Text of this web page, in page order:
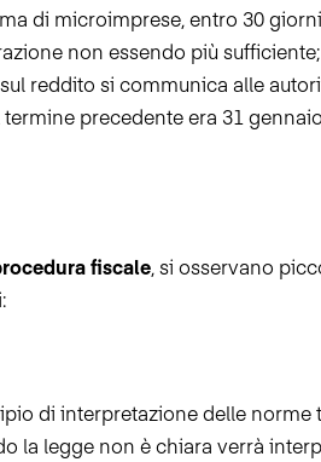
di microimprese, entro 30
non essendo più
reddito si communica alle
termine precedente era 31
fiscale, si osservano
di interpretazione delle
la legge non è chiara verrà